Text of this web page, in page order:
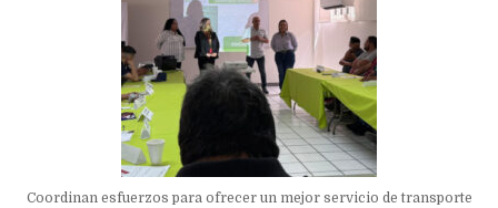
Coordinan esfuerzos para ofrecer un mejor servicio de transporte